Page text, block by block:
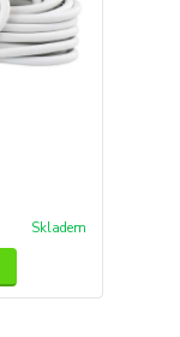
Skladem